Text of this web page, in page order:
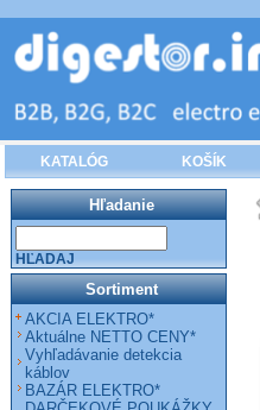
KATALÓG KOŠÍK
Hľadanie
HĽADAJ
Sortiment
AKCIA ELEKTRO*
Aktuálne NETTO CENY*
Vyhľadávanie detekcia
káblov
BAZÁR ELEKTRO*